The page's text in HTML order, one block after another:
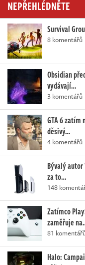
NEPŘEHLÉDNĚTE
Survival
8 komentářů
Obsidian
vydávají…
3 komentářů
GTA 6 zatím
děsivý…
4 komentářů
Bývalý
za to…
148
Zatímco
zaměřuje
81
Halo: